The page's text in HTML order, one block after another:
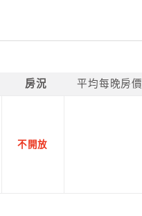
房況 平均每晚房價
不開放